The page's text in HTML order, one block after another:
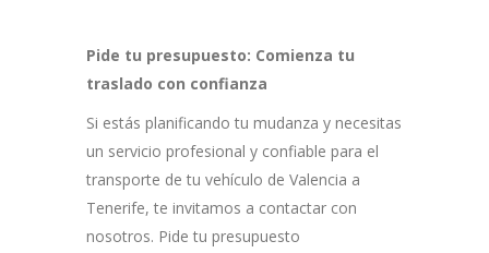
Pide tu presupuesto: Comienza tu
traslado con confianza
Si estás planificando tu mudanza y necesitas
un servicio profesional y confiable para el
transporte de tu vehículo de Valencia a
Tenerife, te invitamos a contactar con
nosotros. Pide tu presupuesto